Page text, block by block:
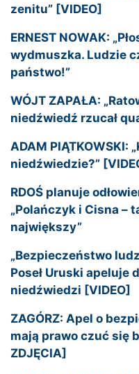
zenitu” [VIDEO]
ERNEST NOWAK:
wydmuszka. Ludzie
państwo!”
WÓJT ZAPAŁA:
niedźwiedź rzucał
ADAM PIĄTKOWSKI:
niedźwiedzie?”
RDOŚ planuje
„Polańczyk i Cisna –
największy”
„Bezpieczeństwo
Poseł Uruski apeluje
niedźwiedzi [VIDEO]
ZAGÓRZ: Apel o
mają prawo czuć się
ZDJĘCIA]